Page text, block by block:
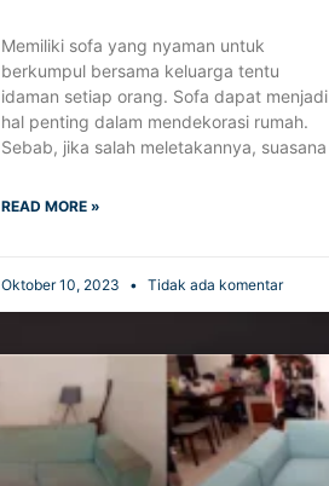
Memiliki sofa yang nyaman untuk
berkumpul bersama keluarga tentu
idaman setiap orang. Sofa dapat menjadi
hal penting dalam mendekorasi rumah.
Sebab, jika salah meletakannya, suasana
READ MORE »
Oktober 10, 2023 Tidak ada komentar